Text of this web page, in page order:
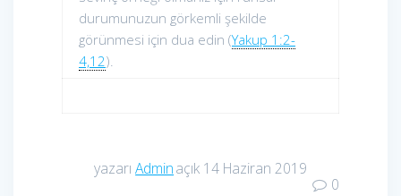
durumunuzun görkemli şekilde
görünmesi için dua edin (Yakup 1:2-
4,12).
yazarıAdminaçık 14 Haziran 2019
0